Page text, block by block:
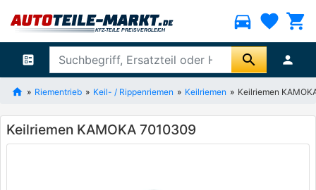
directions_car favorite shopping_cart
ballot search person
Riementrieb Keil- / Rippenriemen Keilriemen Keilriemen
Keilriemen KAMOKA 7010309